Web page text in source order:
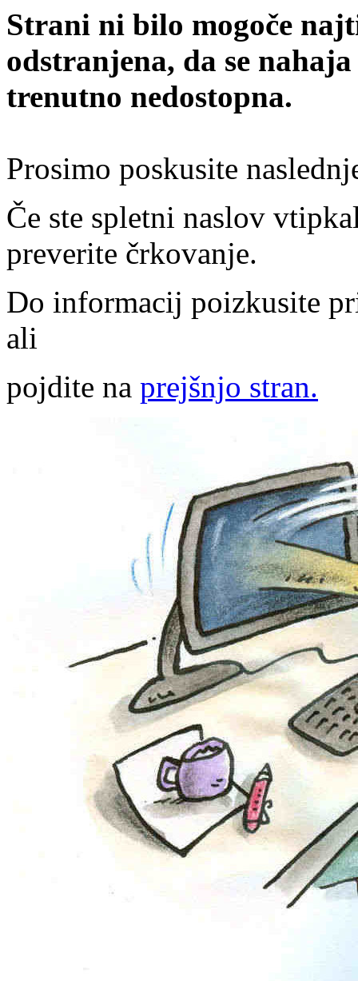
Strani ni bilo mogoče
odstranjena, da se
trenutno nedostopna.
Prosimo poskusite
Če ste spletni naslov
preverite črkovanje.
Do informacij poizkusite
ali
pojdite na prejšnjo stran.